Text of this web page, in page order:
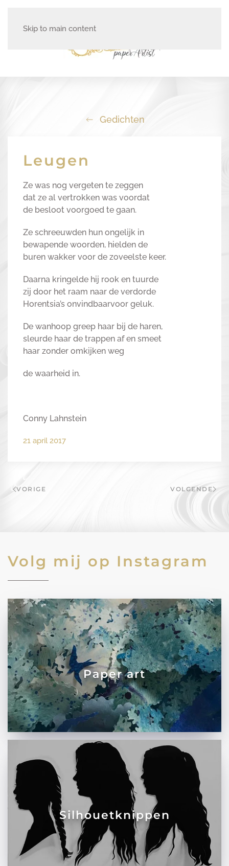
Skip to main content
Gedichten
Leugen
Ze was nog vergeten te zeggen
dat ze al vertrokken was voordat
de besloot voorgoed te gaan.
Ze schreeuwden hun ongelijk in
bewapende woorden, hielden de
buren wakker voor de zoveelste keer.
Daarna kringelde hij rook en tuurde
zij door het raam naar de verdorde
Horentsia’s onvindbaarvoor geluk.
De wanhoop greep haar bij de haren,
sleurde haar de trappen af en smeet
haar zonder omkijken weg
de waarheid in.
Conny Lahnstein
21 april 2017
VORIGE VOLGENDE
Volg mij op Instagram
Paper art
Silhouetknippen